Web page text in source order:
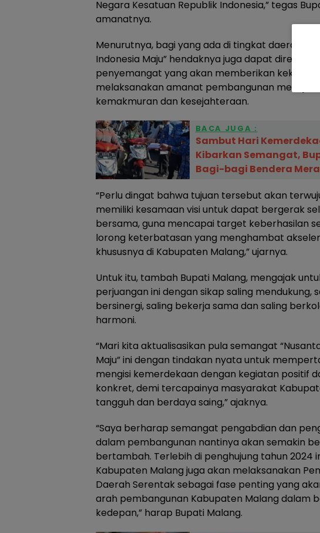
Negara Kesatuan Republik Indonesia,” tegas
amanatnya.
Menurutnya, bagi yang ada di tingkat daerah,
Indonesia Maju” hendaknya juga dapat
penyemangat yang akan memberikan
melaksanakan amanat pembangunan menuju
kemakmuran dan kesejahteraan.
BACA JUGA :
Sambut Hari
Kibarkan Semangat,
Bagi-bagi Bendera
“Perlu dingat bahwa tujuan tersebut akan
memiliki kesamaan visi untuk dapat bergerak
bersama, guna mencapai target keberhasilan
lorong keterbatasan yang menghambat
khususnya di Kabupaten Malang,” ujarnya.
Untuk itu, tambah Bupati Malang, mengajak
perjuangan ini dengan sikap saling mendukung,
bersinergi, saling bekerja sama dan saling
harmoni.
“Mari kita aktualisasikan pula semangat
Maju” ini dengan tindakan nyata untuk
mengisi kemerdekaan dengan kegiatan positif
konkret, demi tercapainya masyarakat
tangguh dan berdaya saing,” ajaknya.
“Saya berharap semangat pengabdian dan
dalam pembangunan nantinya akan semakin
bertambah. Terlebih di penghujung tahun 2024
Kabupaten Malang juga akan melaksanakan
Daerah Serentak sebagai fase penting yang
arah pembangunan Kabupaten Malang dalam
kedepan,” harap Bupati Malang.